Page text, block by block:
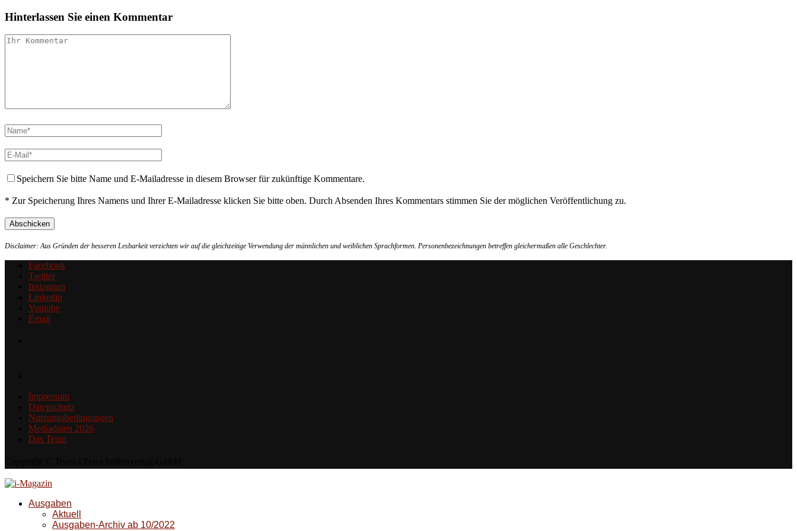
Hinterlassen Sie einen Kommentar
Speichern Sie bitte Name und E-Mailadresse in diesem Browser für zukünftige Kommentare.
* Zur Speicherung Ihres Namens und Ihrer E-Mailadresse klicken Sie bitte oben. Durch Absenden Ihres Kommentars stimmen Sie der möglichen Veröffentlichung zu.
Disclaimer: Aus Gründen der besseren Lesbarkeit verzichten wir auf die gleichzeitige Verwendung der männlichen und weiblichen Sprachformen. Personenbezeichnungen betreffen gleichermaßen alle Geschlechter.
Facebook
Twitter
Instagram
Linkedin
Youtube
Email
Impressum
Datenschutz
Nutzungsbedingungen
Mediadaten 2026
Das Team
Ausgaben
Aktuell
Ausgaben-Archiv ab 10/2022